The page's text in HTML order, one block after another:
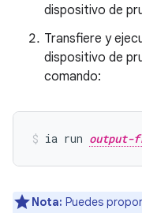
dispositivo de
Transfiere y
dispositivo de
comando:
ia run output-
Nota: Puedes